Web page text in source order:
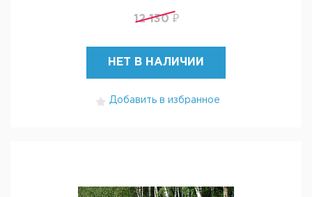
12 130 ₽
НЕТ В НАЛИЧИИ
Добавить в избранное